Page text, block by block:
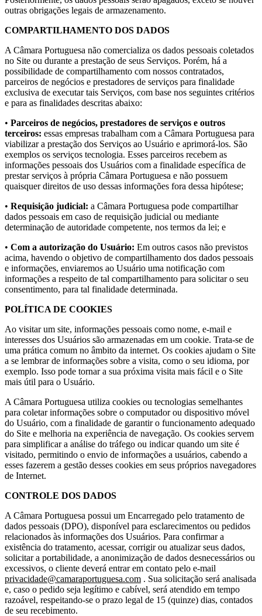
outras obrigações legais de armazenamento.
COMPARTILHAMENTO DOS DADOS
A Câmara Portuguesa não comercializa os dados pessoais coletados
no Site ou durante a prestação de seus Serviços. Porém, há a
possibilidade de compartilhamento com nossos contratados,
parceiros de negócios e prestadores de serviços para finalidade
exclusiva de executar tais Serviços, com base nos seguintes critérios
e para as finalidades descritas abaixo:
• Parceiros de negócios, prestadores de serviços e outros
terceiros: essas empresas trabalham com a Câmara Portuguesa para
viabilizar a prestação dos Serviços ao Usuário e aprimorá-los. São
exemplos os serviços tecnologia. Esses parceiros recebem as
informações pessoais dos Usuários com a finalidade específica de
prestar serviços à própria Câmara Portuguesa e não possuem
quaisquer direitos de uso dessas informações fora dessa hipótese;
• Requisição judicial: a Câmara Portuguesa pode compartilhar
dados pessoais em caso de requisição judicial ou mediante
determinação de autoridade competente, nos termos da lei; e
• Com a autorização do Usuário: Em outros casos não previstos
acima, havendo o objetivo de compartilhamento dos dados pessoais
e informações, enviaremos ao Usuário uma notificação com
informações a respeito de tal compartilhamento para solicitar o seu
consentimento, para tal finalidade determinada.
POLÍTICA DE COOKIES
Ao visitar um site, informações pessoais como nome, e-mail e
interesses dos Usuários são armazenadas em um cookie. Trata-se de
uma prática comum no âmbito da internet. Os cookies ajudam o Site
a se lembrar de informações sobre a visita, como o seu idioma, por
exemplo. Isso pode tornar a sua próxima visita mais fácil e o Site
mais útil para o Usuário.
A Câmara Portuguesa utiliza cookies ou tecnologias semelhantes
para coletar informações sobre o computador ou dispositivo móvel
do Usuário, com a finalidade de garantir o funcionamento adequado
do Site e melhoria na experiência de navegação. Os cookies servem
para simplificar a análise do tráfego ou indicar quando um site é
visitado, permitindo o envio de informações a usuários, cabendo a
esses fazerem a gestão desses cookies em seus próprios navegadores
de Internet.
CONTROLE DOS DADOS
A Câmara Portuguesa possui um Encarregado pelo tratamento de
dados pessoais (DPO), disponível para esclarecimentos ou pedidos
relacionados às informações dos Usuários. Para confirmar a
existência do tratamento, acessar, corrigir ou atualizar seus dados,
solicitar a portabilidade, a anonimização de dados desnecessários ou
excessivos, o cliente deverá entrar em contato pelo e-mail
privacidade@camaraportuguesa.com . Sua solicitação será analisada
e, caso o pedido seja legítimo e cabível, será atendido em tempo
razoável, respeitando-se o prazo legal de 15 (quinze) dias, contados
de seu recebimento.